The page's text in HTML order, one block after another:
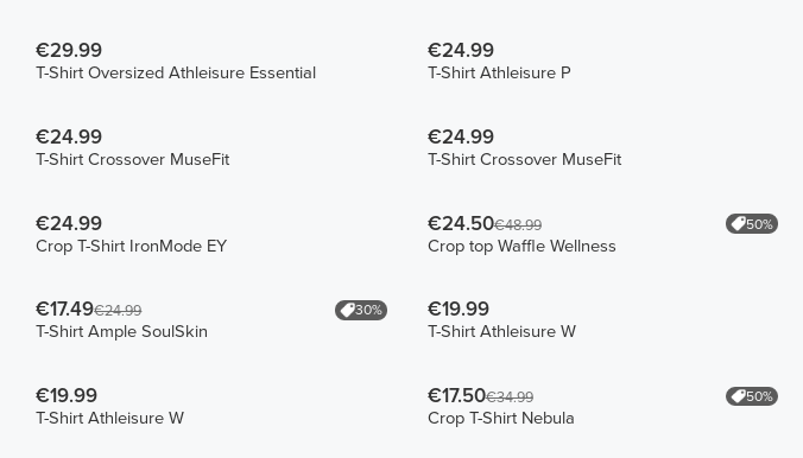
€29.99
T-Shirt Oversized Athleisure Essential
€24.99
T-Shirt Athleisure P
€24.99
T-Shirt Crossover MuseFit
€24.99
T-Shirt Crossover MuseFit
€24.99
Crop T-Shirt IronMode EY
€24.50€48.99 50%
Crop top Waffle Wellness
€17.49€24.99 30%
T-Shirt Ample SoulSkin
€19.99
T-Shirt Athleisure W
€19.99
T-Shirt Athleisure W
€17.50€34.99 50%
Crop T-Shirt Nebula